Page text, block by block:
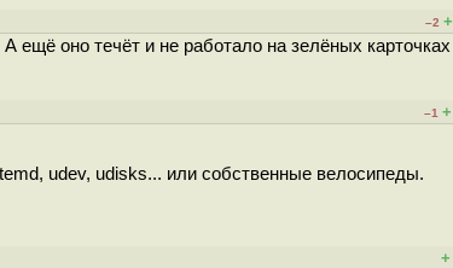
–2 +
ещё оно течёт и не работало на зелёных карточках
–1 +
udev, udisks... или собственные велосипеды.
+